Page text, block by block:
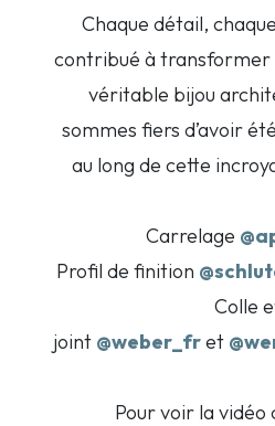
Chaque détail,
contribué à transformer
véritable bijou
sommes fiers d’avoir
au long de cette
Carrelage
Profil de finition
Colle
joint @weber_fret
Pour voir la vidéo